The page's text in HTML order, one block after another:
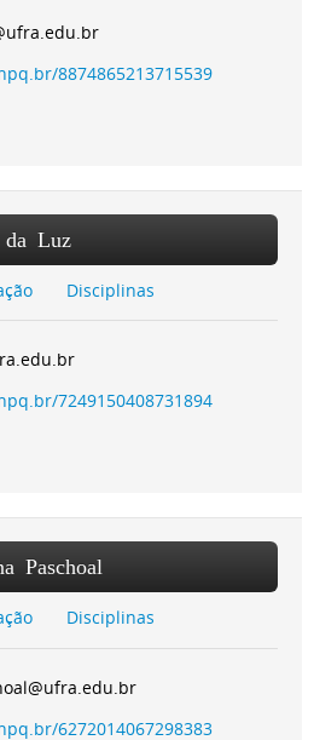
8874865213715539
da Luz
Disciplinas
7249150408731894
Paschoal
Disciplinas
6272014067298383